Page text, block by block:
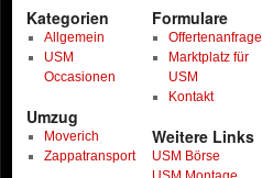
Kategorien
Allgemein
USM
Occasionen
Umzug
Moverich
Zappatransport
Formulare
Offertenanfrage
Marktplatz für
USM
Kontakt
Weitere Links
USM Börse